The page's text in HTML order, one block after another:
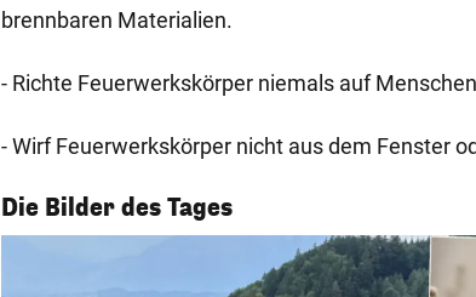
brennbaren Materialien.
- Richte Feuerwerkskörper niemals auf
- Wirf Feuerwerkskörper nicht aus dem Fenster
Die Bilder des Tages
1/56